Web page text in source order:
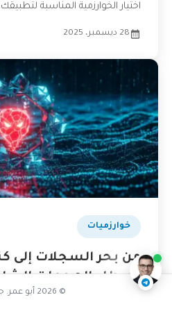
اختيار الخوارزمية المناسبة
28 ديسمبر، 2025
خوارزميات
من بحر السجلات إلى
تصطاد الهجمات
Isolation Forest وLOF؟
ناقشنا على تليجرام @AbuOmarTech_bot
© 2026 أبو عمر. جميع الحقوق محفوظة.